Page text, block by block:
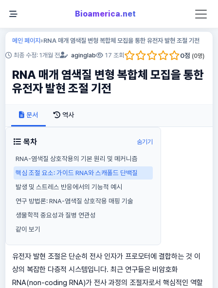
Bioamerica.net
메인 페이지»RNA 매개 염색질 변형 복합체 모집을 통한 유전자 발현 조절 기전
최종 수정: 1개월 전 aginglab 17 조회 0점 (0명)
RNA 매개 염색질 변형 복합체 모집을 통한
유전자 발현 조절 기전
문서 역사
목차 숨기기
RNA-염색질 상호작용의 기본 원리 및 메커니즘
핵심 조절 요소: 가이드 RNA와 스캐폴드 단백질
발생 및 스트레스 반응에서의 기능적 예시
연구 방법론: RNA-염색질 상호작용 매핑 기술
생물학적 중요성과 질병 연관성
같이 보기
유전자 발현 조절은 단순히 전사 인자가 프로모터에 결합하는 것 이
상의 복잡한 다층적 시스템입니다. 최근 연구들은 비암호화
RNA(non-coding RNA)가 전사 과정의 조절자로서 핵심적인 역할